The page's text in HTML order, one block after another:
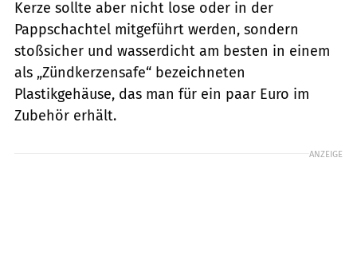
Kerze sollte aber nicht lose oder in der
Pappschachtel mitgeführt werden, sondern
stoßsicher und wasserdicht am besten in einem
als „Zündkerzensafe“ bezeichneten
Plastikgehäuse, das man für ein paar Euro im
Zubehör erhält.
ANZEIGE